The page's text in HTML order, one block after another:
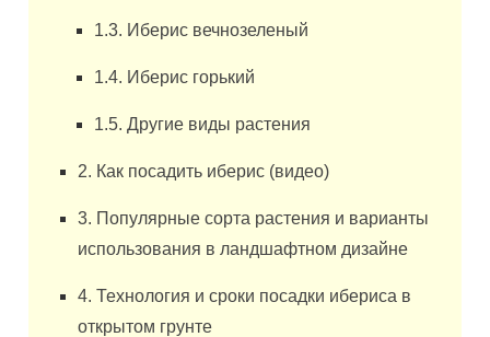
1.3. Иберис вечнозеленый
1.4. Иберис горький
1.5. Другие виды растения
2. Как посадить иберис (видео)
3. Популярные сорта растения и варианты
использования в ландшафтном дизайне
4. Технология и сроки посадки ибериса в
открытом грунте